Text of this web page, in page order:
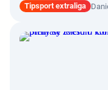
Tipsport extraliga